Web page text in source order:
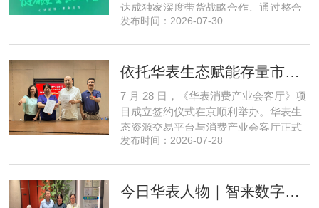
达成独家深度带货战略合作。通过整合
全网顶尖私域资源，项目搭建起全国性
矩阵，核心竞争力与行业影响力实现跨
实体经济长效发展注入全新动能
发布时间：2026-07-30
依托华表生态赋能存量市场《华表消费产业会客厅》项目签约落地
7 月 28 日，《华表消费产业会客厅》项
目成立签约仪式在京顺利举办。华表生
态资源交易平台与消费产业会客厅正式
签署合作协议，标志着立足华表生态资
源交易平台董事长吴海花，消费产业会
发布时间：2026-07-28
今日华表人物｜智来数字总经理夏敦申：探寻城市风险 AI 防控创新之路